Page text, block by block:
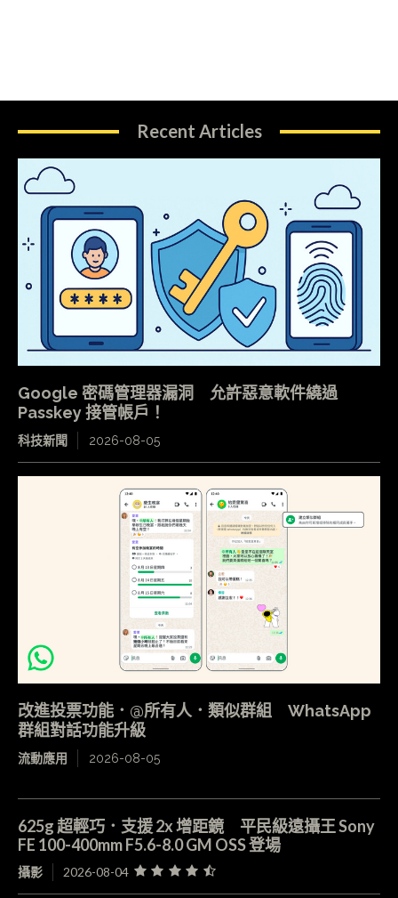
Recent Articles
Google 密碼管理器漏洞 允許惡意軟件繞過
Passkey 接管帳戶！
科技新聞 2026-08-05
改進投票功能．@所有人．類似群組 WhatsApp
群組對話功能升級
流動應用 2026-08-05
625g 超輕巧．支援 2x 增距鏡 平民級遠攝王 Sony
FE 100-400mm F5.6-8.0 GM OSS 登場
攝影 2026-08-04